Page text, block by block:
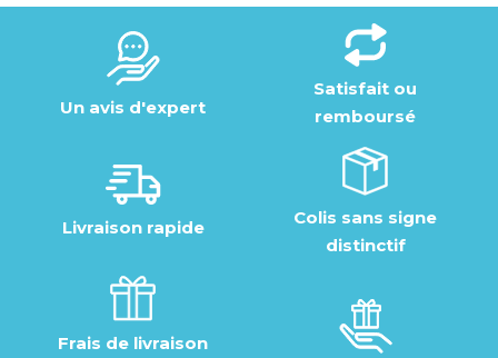
Un avis d'expert
Satisfait ou
remboursé
Livraison rapide
Colis sans signe
distinctif
Frais de livraison